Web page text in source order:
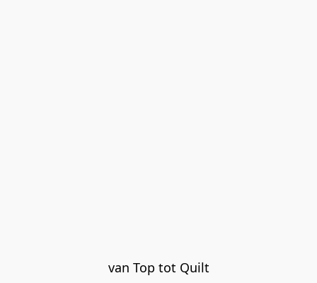
van Top tot Quilt